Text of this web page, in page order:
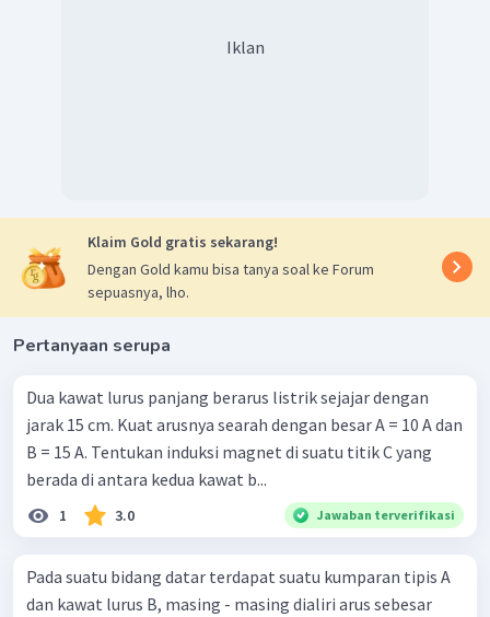
Iklan
Klaim Gold gratis sekarang!
Dengan Gold kamu bisa tanya soal ke Forum
sepuasnya, lho.
Pertanyaan serupa
Dua kawat lurus panjang berarus listrik sejajar dengan
jarak 15 cm. Kuat arusnya searah dengan besar A = 10 A dan
B = 15 A. Tentukan induksi magnet di suatu titik C yang
berada di antara kedua kawat b...
1 3.0 Jawaban terverifikasi
Pada suatu bidang datar terdapat suatu kumparan tipis A
dan kawat lurus B, masing - masing dialiri arus sebesar